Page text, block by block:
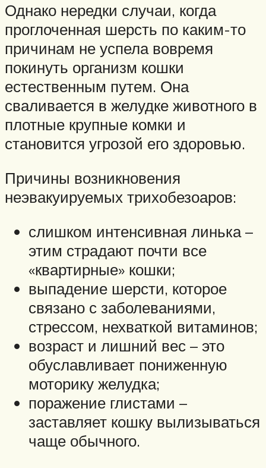
Однако нередки случаи, когда
проглоченная шерсть по каким-то
причинам не успела вовремя
покинуть организм кошки
естественным путем. Она
сваливается в желудке животного в
плотные крупные комки и
становится угрозой его здоровью.
Причины возникновения
неэвакуируемых трихобезоаров:
слишком интенсивная линька –
этим страдают почти все
«квартирные» кошки;
выпадение шерсти, которое
связано с заболеваниями,
стрессом, нехваткой витаминов;
возраст и лишний вес – это
обуславливает пониженную
моторику желудка;
поражение глистами –
заставляет кошку вылизываться
чаще обычного.